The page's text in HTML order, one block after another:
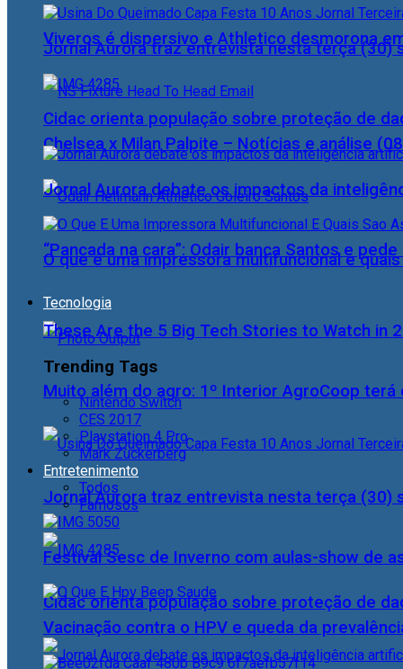
Viveros é dispersivo e Athletico desmorona
Chelsea x Milan Palpite – Notícias e análise
“Pancada na cara”: Odair banca Santos e
Tecnologia
Muito além do agro: 1º Interior AgroCoop
Jornal Aurora traz entrevista nesta terça (30)
Cidac orienta população sobre proteção de
Jornal Aurora traz entrevista nesta terça (30)
Cidac orienta população sobre proteção de
Jornal Aurora debate os impactos da
O que é uma impressora multifuncional e
These Are the 5 Big Tech Stories to Watch in
Trending Tags
Nintendo Switch
CES 2017
Playstation 4 Pro
Mark Zuckerberg
Entretenimento
Todos
Famosos
Festival Sesc de Inverno com aulas-show de
Vacinação contra o HPV e queda da